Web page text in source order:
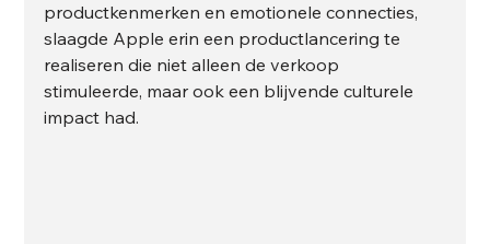
productkenmerken en emotionele connecties,
slaagde Apple erin een productlancering te
realiseren die niet alleen de verkoop
stimuleerde, maar ook een blijvende culturele
impact had.